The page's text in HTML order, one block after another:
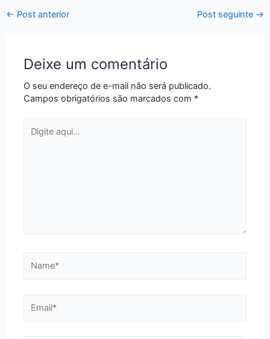
← Post anterior Post seguinte →
Deixe um comentário
O seu endereço de e-mail não será publicado.
Campos obrigatórios são marcados com *
aqui...